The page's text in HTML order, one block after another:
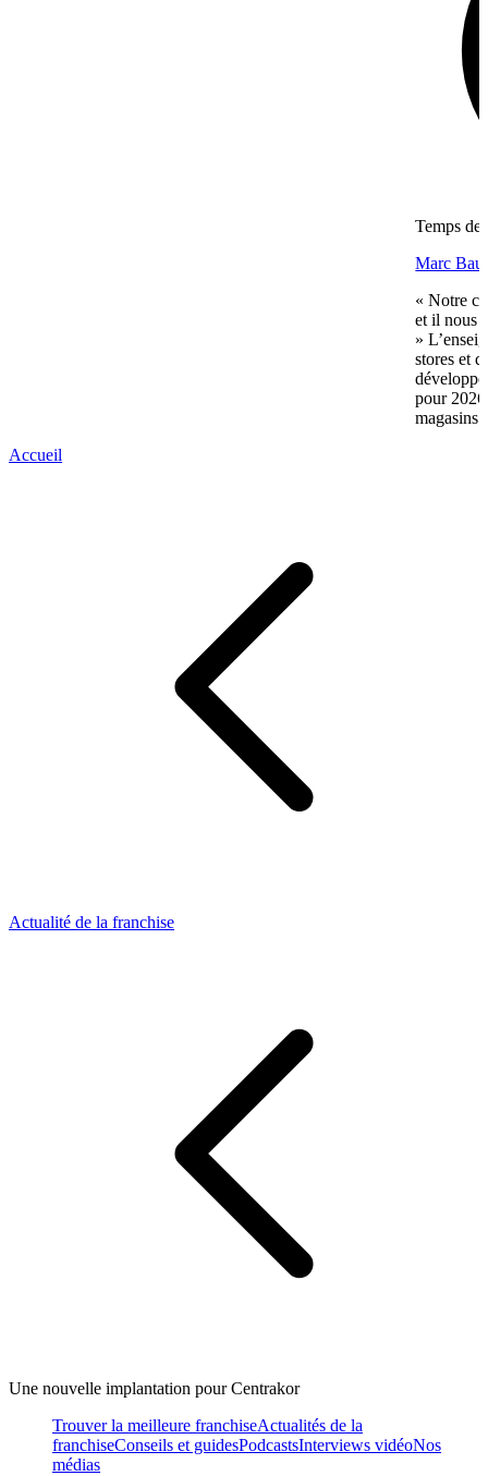
Temps de
Marc
« Notre
et il nous
»
stores et
pour
Accueil
Actualité de la franchise
Une nouvelle implantation pour Centrakor
Trouver la meilleure franchiseActualités de la
franchiseConseils et guidesPodcastsInterviews vidéoNos
médias